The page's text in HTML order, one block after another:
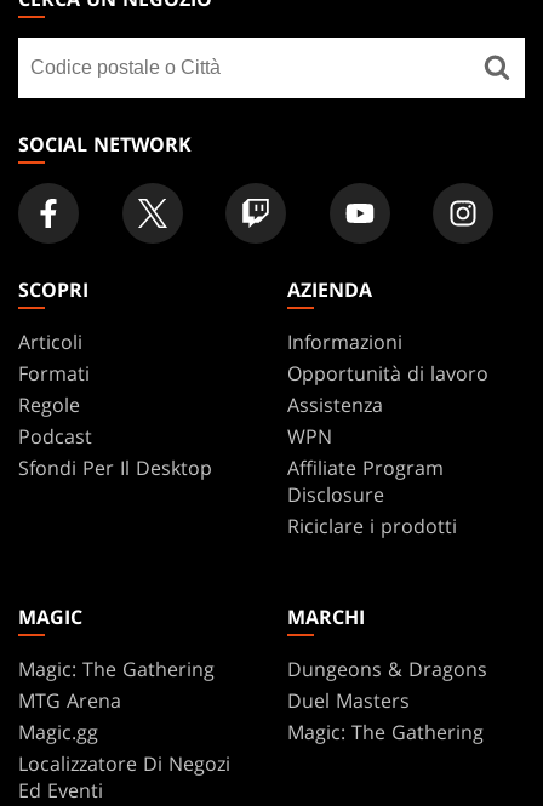
GATHERING
FOOTER
un
negozio
SOCIAL NETWORK
SCOPRI
Articoli
Formati
Regole
Podcast
Sfondi Per Il Desktop
AZIENDA
Informazioni
Opportunità di lavoro
Assistenza
WPN
Affiliate Program
Disclosure
Riciclare i prodotti
MAGIC
Magic: The Gathering
MTG Arena
Magic.gg
Localizzatore Di Negozi
Ed Eventi
MARCHI
Dungeons & Dragons
Duel Masters
Magic: The Gathering